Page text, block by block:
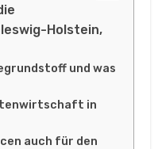
Holstein,
und was
in
auch für den